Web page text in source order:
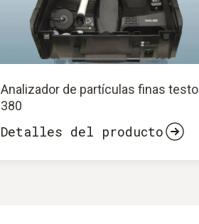
Analizador de partículas finas testo
380
Detalles del producto